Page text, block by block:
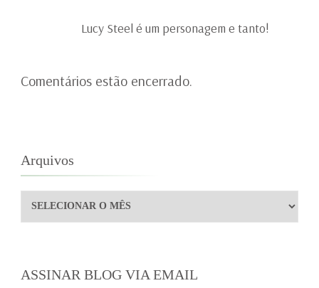
Lucy Steel é um personagem e tanto!
Comentários estão encerrado.
Arquivos
Arquivos
ASSINAR BLOG VIA EMAIL